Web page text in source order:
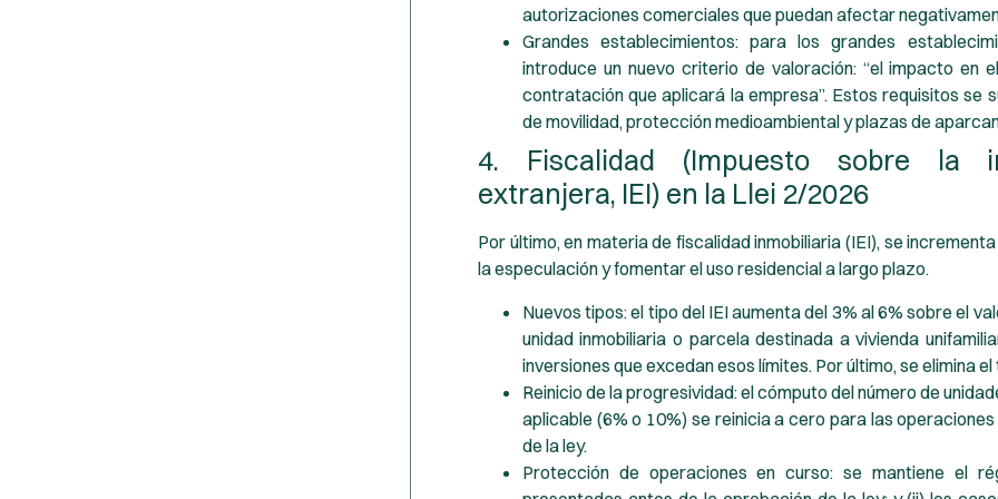
autorizaciones comerciales que puedan afectar
Grandes establecimientos: para los grandes
introduce un nuevo criterio de valoración: “el impacto en
contratación que aplicará la empresa”. Estos requisitos se
de movilidad, protección medioambiental y plazas de
4. Fiscalidad (Impuesto sobre la
extranjera, IEI) en la Llei 2/2026
Por último, en materia de fiscalidad inmobiliaria (IEI), se
la especulación y fomentar el uso residencial a largo plazo.
Nuevos tipos:el tipo del IEI aumenta del 3% al 6% sobre el
unidad inmobiliaria o parcela destinada a vivienda
inversiones que excedan esos límites. Por último, se elimina el
Reinicio de la progresividad:el cómputo del número de
aplicable (6% o 10%) se reinicia a cero para las
de la ley.
Protección de operaciones en curso: se mantiene el